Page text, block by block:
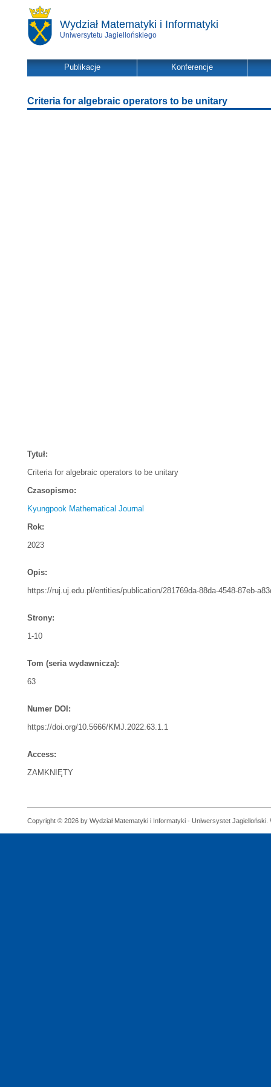
Wydział Matematyki i Informatyki
Uniwersytetu Jagiellońskiego
Publikacje Konferencje
Criteria for algebraic operators to be unitary
Tytuł:
Criteria for algebraic operators to be unitary
Czasopismo:
Kyungpook Mathematical Journal
Rok:
2023
Opis:
https://ruj.uj.edu.pl/entities/publication/281769da-88da-4548-87eb-
Strony:
1-10
Tom (seria wydawnicza):
63
Numer DOI:
https://doi.org/10.5666/KMJ.2022.63.1.1
Access:
ZAMKNIĘTY
Copyright © 2026 by Wydział Matematyki i Informatyki - Uniwersystet